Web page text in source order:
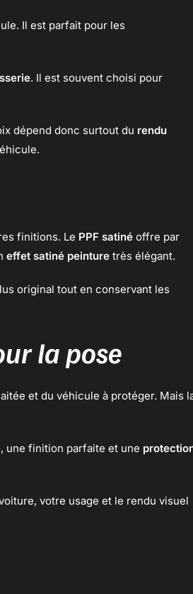
Il est parfait pour les
. Il est souvent choisi pour
dépend donc surtout du rendu
finitions. Le PPF satiné offre par
effet satiné peinture très élégant.
original tout en conservant les
la pose
et du véhicule à protéger. Mais
, une finition parfaite et une
votre usage et le rendu visuel